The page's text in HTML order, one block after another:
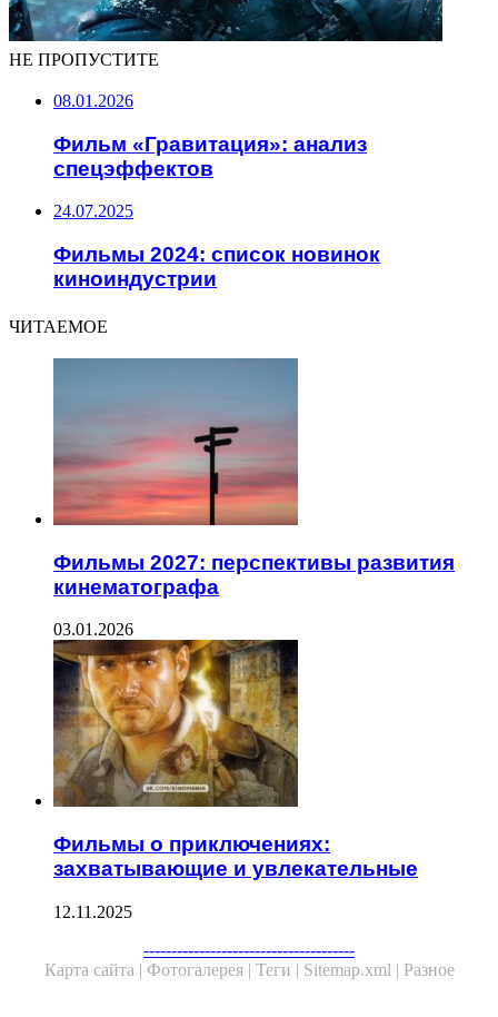
НЕ ПРОПУСТИТЕ
08.01.2026
Фильм «Гравитация»: анализ
спецэффектов
24.07.2025
Фильмы 2024: список новинок
киноиндустрии
ЧИТАЕМОЕ
Фильмы 2027: перспективы развития
кинематографа
03.01.2026
Фильмы о приключениях:
захватывающие и увлекательные
12.11.2025
--------------------------------------
Карта сайта | Фотогалерея | Теги | Sitemap.xml | Разное